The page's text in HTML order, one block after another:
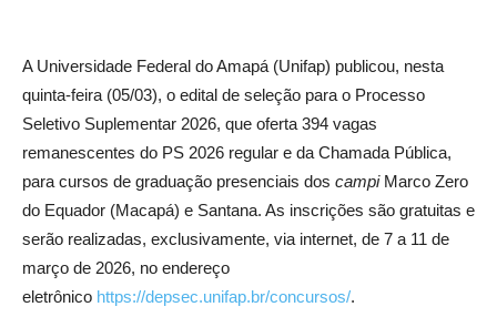
A Universidade Federal do Amapá (Unifap) publicou, nesta
quinta-feira (05/03), o edital de seleção para o Processo
Seletivo Suplementar 2026, que oferta 394 vagas
remanescentes do PS 2026 regular e da Chamada Pública,
para cursos de graduação presenciais dos campiMarco Zero
do Equador (Macapá) e Santana. As inscrições são gratuitas e
serão realizadas, exclusivamente, via internet, de 7 a 11 de
março de 2026, no endereço
eletrônico https://depsec.unifap.br/concursos/.